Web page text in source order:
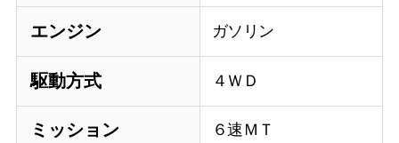
エンジン ガソリン
駆動方式 ４ＷＤ
ミッション ６速ＭＴ